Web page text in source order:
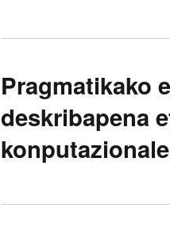
Pragmatikako
deskribapena